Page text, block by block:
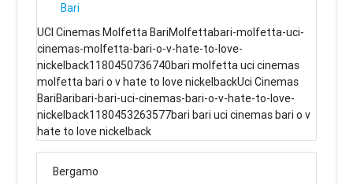
Bari
UCI Cinemas Molfetta BariMolfettabari-molfetta-uci-
cinemas-molfetta-bari-o-v-hate-to-love-
nickelback1180450736740bari molfetta uci cinemas
molfetta bari o v hate to love nickelbackUci Cinemas
BariBaribari-bari-uci-cinemas-bari-o-v-hate-to-love-
nickelback1180453263577bari bari uci cinemas bari o v
hate to love nickelback
Bergamo